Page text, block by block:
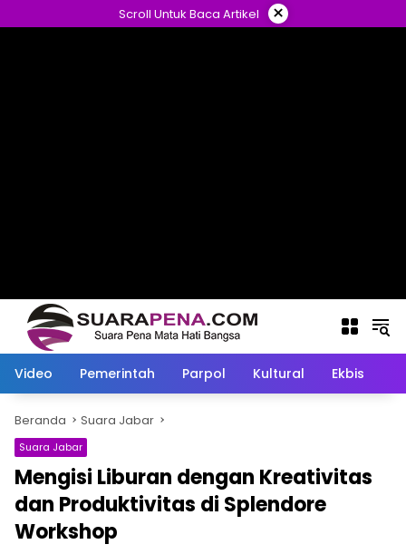
ke
Scroll Untuk Baca Artikel ×
Video Pemerintah Parpol Kultural Ekbis
Beranda Suara Jabar
Suara Jabar
Mengisi Liburan dengan Kreativitas
dan Produktivitas di Splendore
Workshop